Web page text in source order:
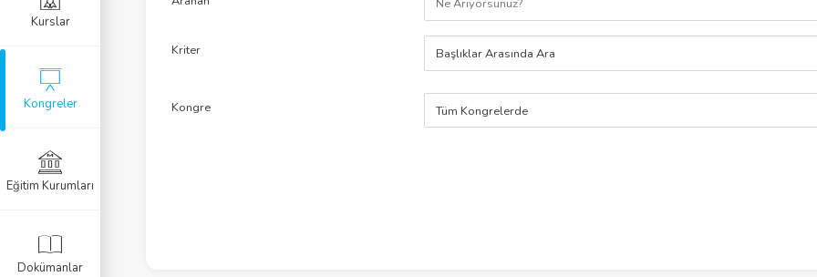
Kriter Başlıklar Arasında Ara
Kongre Tüm Kongrelerde
Kurslar
Kongreler
Eğitim Kurumları
Dokümanlar
Formu
Programlar